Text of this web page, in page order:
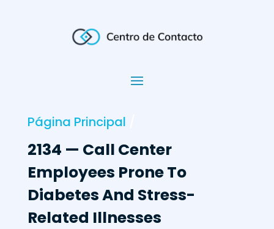
Página Principal
2134 — Call Center
Employees Prone To
Diabetes And Stress-
Related Illnesses